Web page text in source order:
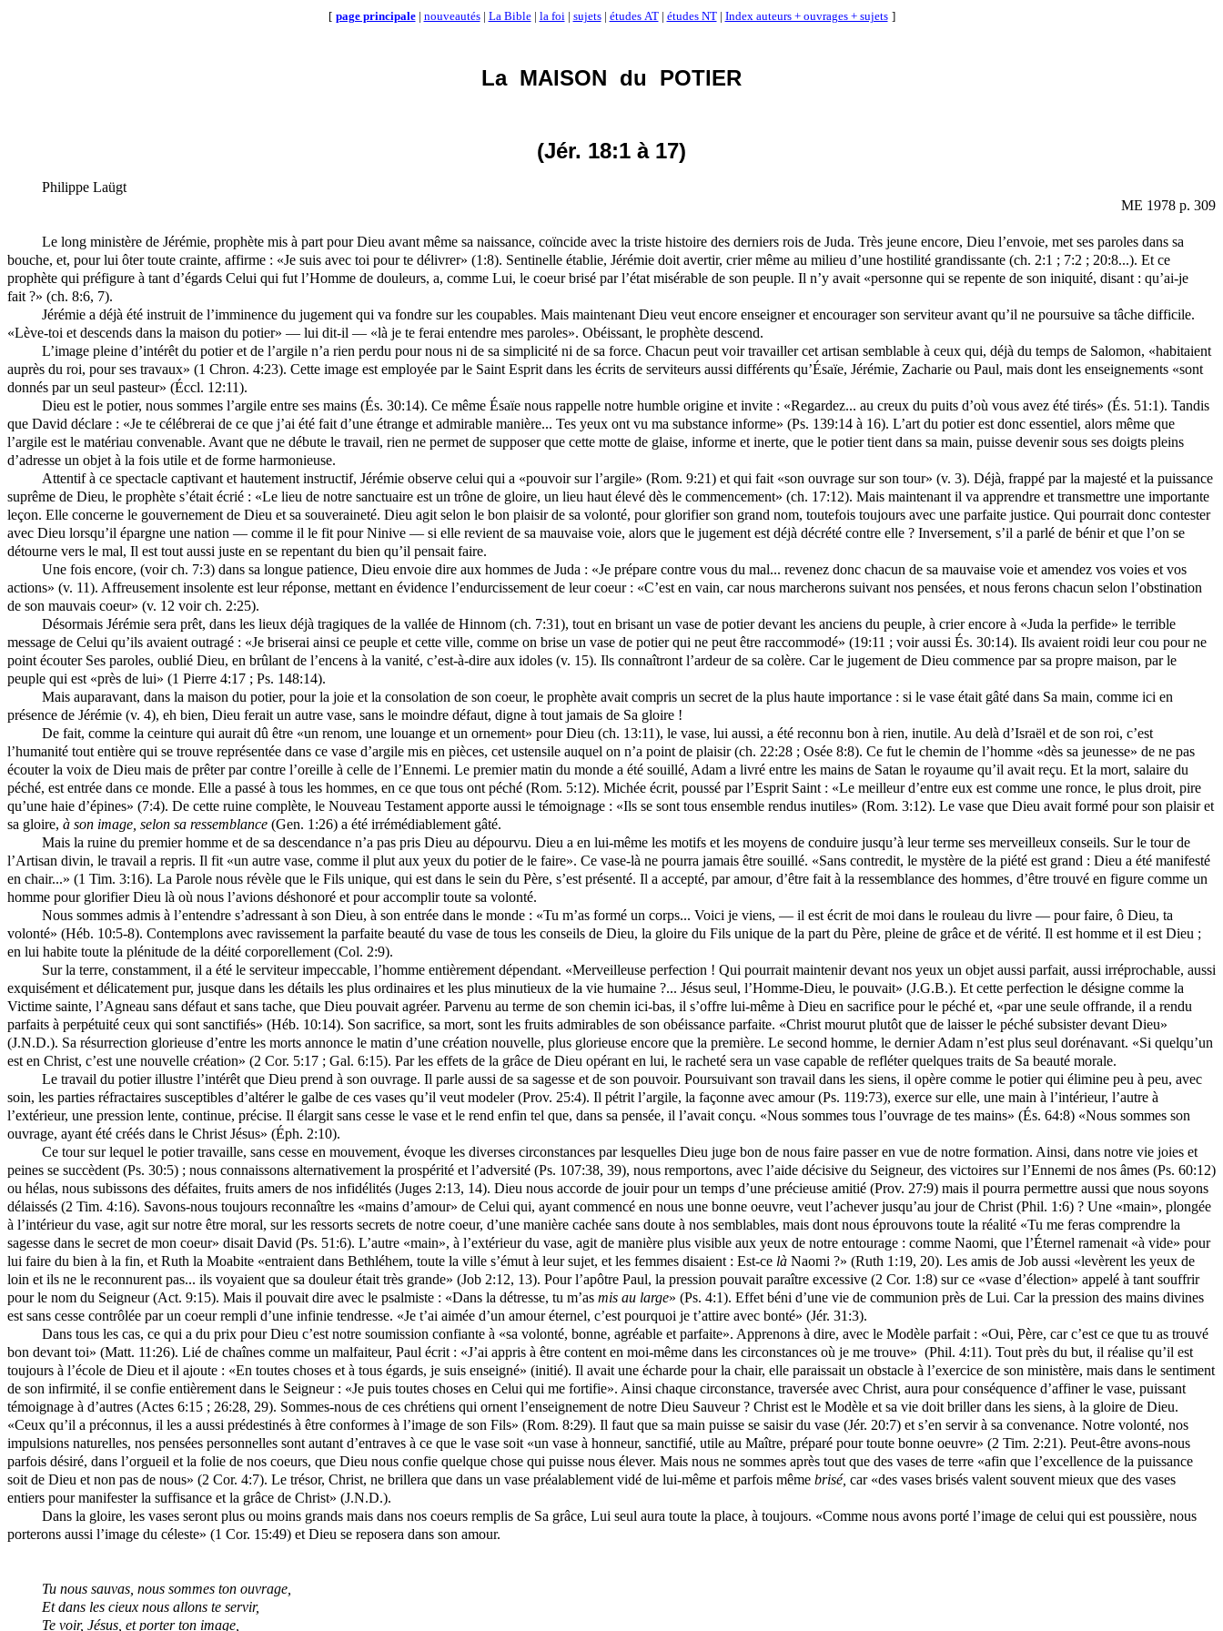
[ page principale| nouveautés| La Bible| la foi| sujets| études AT| études NT| Index auteurs + ouvrages + sujets ]
La MAISON du POTIER
(Jér. 18:1 à 17)
Philippe Laügt
ME 1978 p. 309
Le long ministère de Jérémie, prophète mis à part pour Dieu avant même sa naissance, coïncide avec la triste histoire des derniers rois de Juda. Très jeune encore, Dieu l’envoie, met ses paroles dans sa
bouche, et, pour lui ôter toute crainte, affirme : «Je suis avec toi pour te délivrer» (1:8). Sentinelle établie, Jérémie doit avertir, crier même au milieu d’une hostilité grandissante (ch. 2:1 ; 7:2 ; 20:8...). Et ce
prophète qui préfigure à tant d’égards Celui qui fut l’Homme de douleurs, a, comme Lui, le coeur brisé par l’état misérable de son peuple. Il n’y avait «personne qui se repente de son iniquité, disant : qu’ai-je
fait ?» (ch. 8:6, 7).
Jérémie a déjà été instruit de l’imminence du jugement qui va fondre sur les coupables. Mais maintenant Dieu veut encore enseigner et encourager son serviteur avant qu’il ne poursuive sa tâche difficile.
«Lève-toi et descends dans la maison du potier» — lui dit-il — «là je te ferai entendre mes paroles». Obéissant, le prophète descend.
L’image pleine d’intérêt du potier et de l’argile n’a rien perdu pour nous ni de sa simplicité ni de sa force. Chacun peut voir travailler cet artisan semblable à ceux qui, déjà du temps de Salomon, «habitaient
auprès du roi, pour ses travaux» (1 Chron. 4:23). Cette image est employée par le Saint Esprit dans les écrits de serviteurs aussi différents qu’Ésaïe, Jérémie, Zacharie ou Paul, mais dont les enseignements «sont
donnés par un seul pasteur» (Éccl. 12:11).
Dieu est le potier, nous sommes l’argile entre ses mains (És. 30:14). Ce même Ésaïe nous rappelle notre humble origine et invite : «Regardez... au creux du puits d’où vous avez été tirés» (És. 51:1). Tandis
que David déclare : «Je te célébrerai de ce que j’ai été fait d’une étrange et admirable manière... Tes yeux ont vu ma substance informe» (Ps. 139:14 à 16). L’art du potier est donc essentiel, alors même que
l’argile est le matériau convenable. Avant que ne débute le travail, rien ne permet de supposer que cette motte de glaise, informe et inerte, que le potier tient dans sa main, puisse devenir sous ses doigts pleins
d’adresse un objet à la fois utile et de forme harmonieuse.
Attentif à ce spectacle captivant et hautement instructif, Jérémie observe celui qui a «pouvoir sur l’argile» (Rom. 9:21) et qui fait «son ouvrage sur son tour» (v. 3). Déjà, frappé par la majesté et la puissance
suprême de Dieu, le prophète s’était écrié : «Le lieu de notre sanctuaire est un trône de gloire, un lieu haut élevé dès le commencement» (ch. 17:12). Mais maintenant il va apprendre et transmettre une importante
leçon. Elle concerne le gouvernement de Dieu et sa souveraineté. Dieu agit selon le bon plaisir de sa volonté, pour glorifier son grand nom, toutefois toujours avec une parfaite justice. Qui pourrait donc contester
avec Dieu lorsqu’il épargne une nation — comme il le fit pour Ninive — si elle revient de sa mauvaise voie, alors que le jugement est déjà décrété contre elle ? Inversement, s’il a parlé de bénir et que l’on se
détourne vers le mal, Il est tout aussi juste en se repentant du bien qu’il pensait faire.
Une fois encore, (voir ch. 7:3) dans sa longue patience, Dieu envoie dire aux hommes de Juda : «Je prépare contre vous du mal... revenez donc chacun de sa mauvaise voie et amendez vos voies et vos
actions» (v. 11). Affreusement insolente est leur réponse, mettant en évidence l’endurcissement de leur coeur : «C’est en vain, car nous marcherons suivant nos pensées, et nous ferons chacun selon l’obstination
de son mauvais coeur» (v. 12 voir ch. 2:25).
Désormais Jérémie sera prêt, dans les lieux déjà tragiques de la vallée de Hinnom (ch. 7:31), tout en brisant un vase de potier devant les anciens du peuple, à crier encore à «Juda la perfide» le terrible
message de Celui qu’ils avaient outragé : «Je briserai ainsi ce peuple et cette ville, comme on brise un vase de potier qui ne peut être raccommodé» (19:11 ; voir aussi És. 30:14). Ils avaient roidi leur cou pour ne
point écouter Ses paroles, oublié Dieu, en brûlant de l’encens à la vanité, c’est-à-dire aux idoles (v. 15). Ils connaîtront l’ardeur de sa colère. Car le jugement de Dieu commence par sa propre maison, par le
peuple qui est «près de lui» (1 Pierre 4:17 ; Ps. 148:14).
Mais auparavant, dans la maison du potier, pour la joie et la consolation de son coeur, le prophète avait compris un secret de la plus haute importance : si le vase était gâté dans Sa main, comme ici en
présence de Jérémie (v. 4), eh bien, Dieu ferait un autre vase, sans le moindre défaut, digne à tout jamais de Sa gloire !
De fait, comme la ceinture qui aurait dû être «un renom, une louange et un ornement» pour Dieu (ch. 13:11), le vase, lui aussi, a été reconnu bon à rien, inutile. Au delà d’Israël et de son roi, c’est
l’humanité tout entière qui se trouve représentée dans ce vase d’argile mis en pièces, cet ustensile auquel on n’a point de plaisir (ch. 22:28 ; Osée 8:8). Ce fut le chemin de l’homme «dès sa jeunesse» de ne pas
écouter la voix de Dieu mais de prêter par contre l’oreille à celle de l’Ennemi. Le premier matin du monde a été souillé, Adam a livré entre les mains de Satan le royaume qu’il avait reçu. Et la mort, salaire du
péché, est entrée dans ce monde. Elle a passé à tous les hommes, en ce que tous ont péché (Rom. 5:12). Michée écrit, poussé par l’Esprit Saint : «Le meilleur d’entre eux est comme une ronce, le plus droit, pire
qu’une haie d’épines» (7:4). De cette ruine complète, le Nouveau Testament apporte aussi le témoignage : «Ils se sont tous ensemble rendus inutiles» (Rom. 3:12). Le vase que Dieu avait formé pour son plaisir et
sa gloire, à son image , selon sa ressemblance (Gen. 1:26) a été irrémédiablement gâté.
Mais la ruine du premier homme et de sa descendance n’a pas pris Dieu au dépourvu. Dieu a en lui-même les motifs et les moyens de conduire jusqu’à leur terme ses merveilleux conseils. Sur le tour de
l’Artisan divin, le travail a repris. Il fit «un autre vase, comme il plut aux yeux du potier de le faire». Ce vase-là ne pourra jamais être souillé. «Sans contredit, le mystère de la piété est grand : Dieu a été manifesté
en chair...» (1 Tim. 3:16). La Parole nous révèle que le Fils unique, qui est dans le sein du Père, s’est présenté. Il a accepté, par amour, d’être fait à la ressemblance des hommes, d’être trouvé en figure comme un
homme pour glorifier Dieu là où nous l’avions déshonoré et pour accomplir toute sa volonté.
Nous sommes admis à l’entendre s’adressant à son Dieu, à son entrée dans le monde : «Tu m’as formé un corps... Voici je viens, — il est écrit de moi dans le rouleau du livre — pour faire, ô Dieu, ta
volonté» (Héb. 10:5-8). Contemplons avec ravissement la parfaite beauté du vase de tous les conseils de Dieu, la gloire du Fils unique de la part du Père, pleine de grâce et de vérité. Il est homme et il est Dieu ;
en lui habite toute la plénitude de la déité corporellement (Col. 2:9).
Sur la terre, constamment, il a été le serviteur impeccable, l’homme entièrement dépendant. «Merveilleuse perfection ! Qui pourrait maintenir devant nos yeux un objet aussi parfait, aussi irréprochable, aussi
exquisément et délicatement pur, jusque dans les détails les plus ordinaires et les plus minutieux de la vie humaine ?... Jésus seul, l’Homme-Dieu, le pouvait» (J.G.B.). Et cette perfection le désigne comme la
Victime sainte, l’Agneau sans défaut et sans tache, que Dieu pouvait agréer. Parvenu au terme de son chemin ici-bas, il s’offre lui-même à Dieu en sacrifice pour le péché et, «par une seule offrande, il a rendu
parfaits à perpétuité ceux qui sont sanctifiés» (Héb. 10:14). Son sacrifice, sa mort, sont les fruits admirables de son obéissance parfaite. «Christ mourut plutôt que de laisser le péché subsister devant Dieu»
(J.N.D.). Sa résurrection glorieuse d’entre les morts annonce le matin d’une création nouvelle, plus glorieuse encore que la première. Le second homme, le dernier Adam n’est plus seul dorénavant. «Si quelqu’un
est en Christ, c’est une nouvelle création» (2 Cor. 5:17 ; Gal. 6:15). Par les effets de la grâce de Dieu opérant en lui, le racheté sera un vase capable de refléter quelques traits de Sa beauté morale.
Le travail du potier illustre l’intérêt que Dieu prend à son ouvrage. Il parle aussi de sa sagesse et de son pouvoir. Poursuivant son travail dans les siens, il opère comme le potier qui élimine peu à peu, avec
soin, les parties réfractaires susceptibles d’altérer le galbe de ces vases qu’il veut modeler (Prov. 25:4). Il pétrit l’argile, la façonne avec amour (Ps. 119:73), exerce sur elle, une main à l’intérieur, l’autre à
l’extérieur, une pression lente, continue, précise. Il élargit sans cesse le vase et le rend enfin tel que, dans sa pensée, il l’avait conçu. «Nous sommes tous l’ouvrage de tes mains» (És. 64:8) «Nous sommes son
ouvrage, ayant été créés dans le Christ Jésus» (Éph. 2:10).
Ce tour sur lequel le potier travaille, sans cesse en mouvement, évoque les diverses circonstances par lesquelles Dieu juge bon de nous faire passer en vue de notre formation. Ainsi, dans notre vie joies et
peines se succèdent (Ps. 30:5) ; nous connaissons alternativement la prospérité et l’adversité (Ps. 107:38, 39), nous remportons, avec l’aide décisive du Seigneur, des victoires sur l’Ennemi de nos âmes (Ps. 60:12)
ou hélas, nous subissons des défaites, fruits amers de nos infidélités (Juges 2:13, 14). Dieu nous accorde de jouir pour un temps d’une précieuse amitié (Prov. 27:9) mais il pourra permettre aussi que nous soyons
délaissés (2 Tim. 4:16). Savons-nous toujours reconnaître les «mains d’amour» de Celui qui, ayant commencé en nous une bonne oeuvre, veut l’achever jusqu’au jour de Christ (Phil. 1:6) ? Une «main», plongée
à l’intérieur du vase, agit sur notre être moral, sur les ressorts secrets de notre coeur, d’une manière cachée sans doute à nos semblables, mais dont nous éprouvons toute la réalité «Tu me feras comprendre la
sagesse dans le secret de mon coeur» disait David (Ps. 51:6). L’autre «main», à l’extérieur du vase, agit de manière plus visible aux yeux de notre entourage : comme Naomi, que l’Éternel ramenait «à vide» pour
lui faire du bien à la fin, et Ruth la Moabite «entraient dans Bethléhem, toute la ville s’émut à leur sujet, et les femmes disaient : Est-ce là Naomi ?» (Ruth 1:19, 20). Les amis de Job aussi «levèrent les yeux de
loin et ils ne le reconnurent pas... ils voyaient que sa douleur était très grande» (Job 2:12, 13). Pour l’apôtre Paul, la pression pouvait paraître excessive (2 Cor. 1:8) sur ce «vase d’élection» appelé à tant souffrir
pour le nom du Seigneur (Act. 9:15). Mais il pouvait dire avec le psalmiste : «Dans la détresse, tu m’as mis au large» (Ps. 4:1). Effet béni d’une vie de communion près de Lui. Car la pression des mains divines
est sans cesse contrôlée par un coeur rempli d’une infinie tendresse. «Je t’ai aimée d’un amour éternel, c’est pourquoi je t’attire avec bonté» (Jér. 31:3).
Dans tous les cas, ce qui a du prix pour Dieu c’est notre soumission confiante à «sa volonté, bonne, agréable et parfaite». Apprenons à dire, avec le Modèle parfait : «Oui, Père, car c’est ce que tu as trouvé
bon devant toi» (Matt. 11:26). Lié de chaînes comme un malfaiteur, Paul écrit : «J’ai appris à être content en moi-même dans les circonstances où je me trouve» (Phil. 4:11). Tout près du but, il réalise qu’il est
toujours à l’école de Dieu et il ajoute : «En toutes choses et à tous égards, je suis enseigné» (initié). Il avait une écharde pour la chair, elle paraissait un obstacle à l’exercice de son ministère, mais dans le sentiment
de son infirmité, il se confie entièrement dans le Seigneur : «Je puis toutes choses en Celui qui me fortifie». Ainsi chaque circonstance, traversée avec Christ, aura pour conséquence d’affiner le vase, puissant
témoignage à d’autres (Actes 6:15 ; 26:28, 29). Sommes-nous de ces chrétiens qui ornent l’enseignement de notre Dieu Sauveur ? Christ est le Modèle et sa vie doit briller dans les siens, à la gloire de Dieu.
«Ceux qu’il a préconnus, il les a aussi prédestinés à être conformes à l’image de son Fils» (Rom. 8:29). Il faut que sa main puisse se saisir du vase (Jér. 20:7) et s’en servir à sa convenance. Notre volonté, nos
impulsions naturelles, nos pensées personnelles sont autant d’entraves à ce que le vase soit «un vase à honneur, sanctifié, utile au Maître, préparé pour toute bonne oeuvre» (2 Tim. 2:21). Peut-être avons-nous
parfois désiré, dans l’orgueil et la folie de nos coeurs, que Dieu nous confie quelque chose qui puisse nous élever. Mais nous ne sommes après tout que des vases de terre «afin que l’excellence de la puissance
soit de Dieu et non pas de nous» (2 Cor. 4:7). Le trésor, Christ, ne brillera que dans un vase préalablement vidé de lui-même et parfois même brisé, car «des vases brisés valent souvent mieux que des vases
entiers pour manifester la suffisance et la grâce de Christ» (J.N.D.).
Dans la gloire, les vases seront plus ou moins grands mais dans nos coeurs remplis de Sa grâce, Lui seul aura toute la place, à toujours. «Comme nous avons porté l’image de celui qui est poussière, nous
porterons aussi l’image du céleste» (1 Cor. 15:49) et Dieu se reposera dans son amour.
Tu nous sauvas, nous sommes ton ouvrage,
Et dans les cieux nous allons te servir,
Te voir, Jésus, et porter ton image,